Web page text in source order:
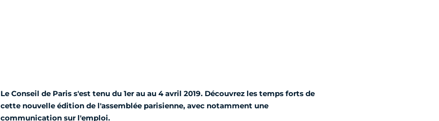
Le Conseil de Paris s'est tenu du 1er au au 4 avril 2019. Découvrez les temps forts de
cette nouvelle édition de l'assemblée parisienne, avec notamment une
communication sur l'emploi.